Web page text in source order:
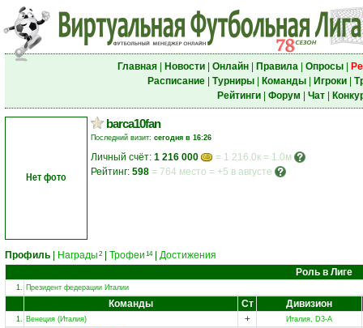
Главная| Новости| Онлайн| Правила| Опросы|
Расписание| Турниры| Команды| Игроки|
Рейтинги| Форум Чат|
Нет фото
barca10fan
Последний визит: сегодня в 16:26
Личный счёт: 1 216 000
= 1 216.0к = 1.0м
Рейтинг: 598 = 764 место = +5 в августе
Профиль Награды 2 Трофеи 14| Достижения
Роль в Лиге
1. Президент федерации Италии
Команды Ст Дивизион
1. Венеция (Италия) +
Италия, D3-A